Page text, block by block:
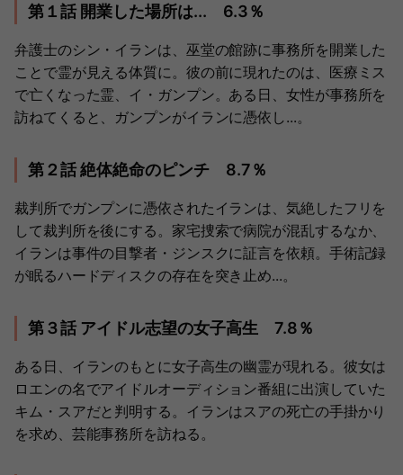
第１話 開業した場所は... 6.3％
弁護士のシン・イランは、巫堂の館跡に事務所を開業した
ことで霊が見える体質に。彼の前に現れたのは、医療ミス
で亡くなった霊、イ・ガンプン。ある日、女性が事務所を
訪ねてくると、ガンプンがイランに憑依し...。
第２話 絶体絶命のピンチ 8.7％
裁判所でガンプンに憑依されたイランは、気絶したフリを
して裁判所を後にする。家宅捜索で病院が混乱するなか、
イランは事件の目撃者・ジンスクに証言を依頼。手術記録
が眠るハードディスクの存在を突き止め...。
第３話 アイドル志望の女子高生 7.8％
ある日、イランのもとに女子高生の幽霊が現れる。彼女は
ロエンの名でアイドルオーディション番組に出演していた
キム・スアだと判明する。イランはスアの死亡の手掛かり
を求め、芸能事務所を訪ねる。